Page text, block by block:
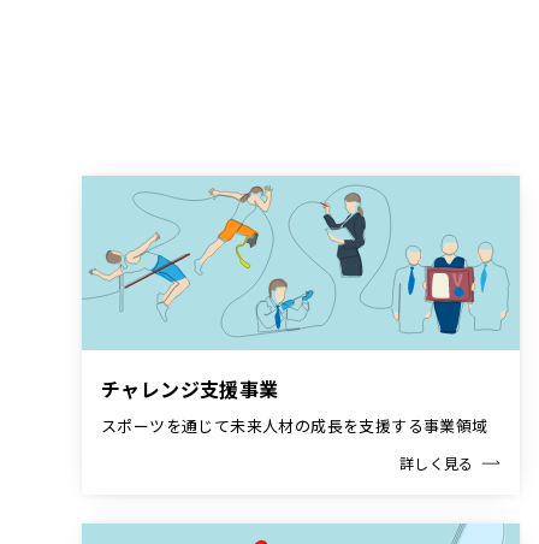
チャレンジ支援事業
スポーツを通じて未来人材の成長を支援する事業領域
詳しく見る